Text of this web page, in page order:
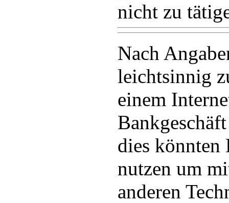
nicht zu
Nach
leichtsinnig
einem
dies könnten
nutzen um
anderen